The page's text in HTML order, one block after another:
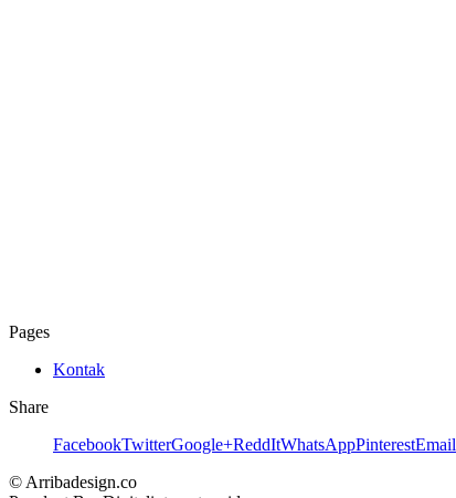
Pages
Kontak
Share
FacebookTwitterGoogle+ReddItWhatsAppPinterestEmail
© Arribadesign.co